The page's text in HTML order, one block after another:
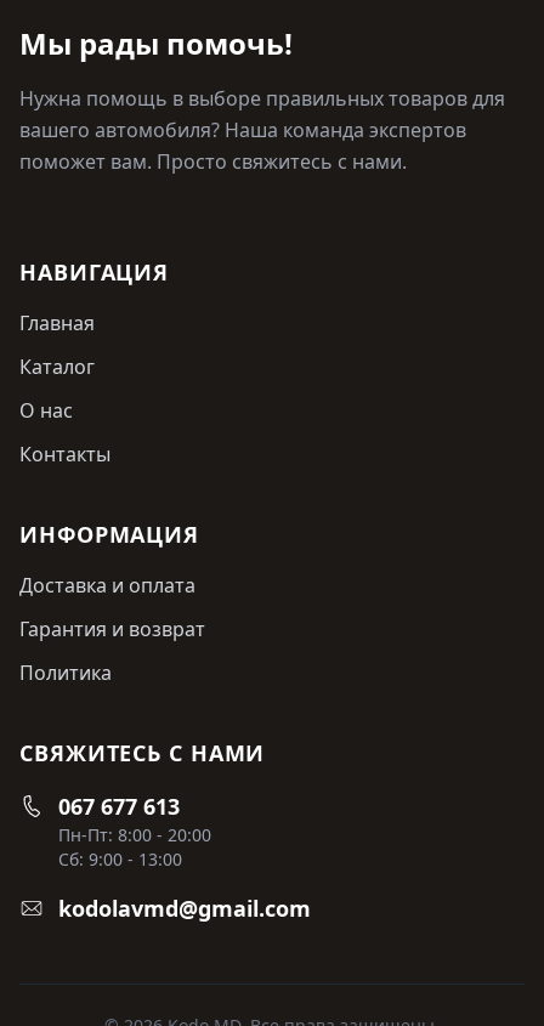
Мы рады помочь!
Нужна помощь в выборе правильных товаров для
вашего автомобиля? Наша команда экспертов
поможет вам. Просто свяжитесь с нами.
НАВИГАЦИЯ
Главная
Каталог
О нас
Контакты
ИНФОРМАЦИЯ
Доставка и оплата
Гарантия и возврат
Политика
СВЯЖИТЕСЬ С НАМИ
067 677 613
Пн-Пт: 8:00 - 20:00
Сб: 9:00 - 13:00
kodolavmd@gmail.com